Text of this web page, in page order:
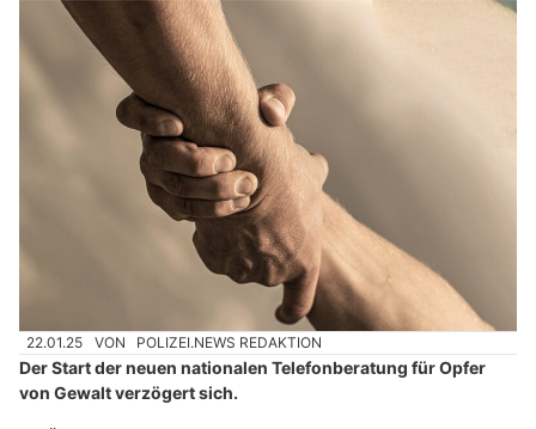
22.01.25 VON POLIZEI.NEWS REDAKTION
Der Start der neuen nationalen Telefonberatung für Opfer
von Gewalt verzögert sich.